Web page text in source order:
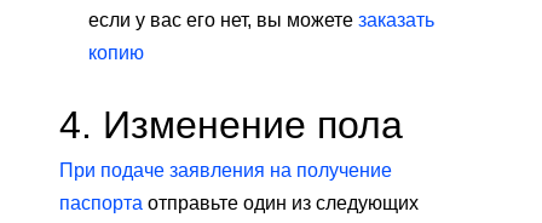
если у вас его нет, вы можете заказать
копию
4. Изменение пола
При подаче заявления на получение
паспорта отправьте один из следующих